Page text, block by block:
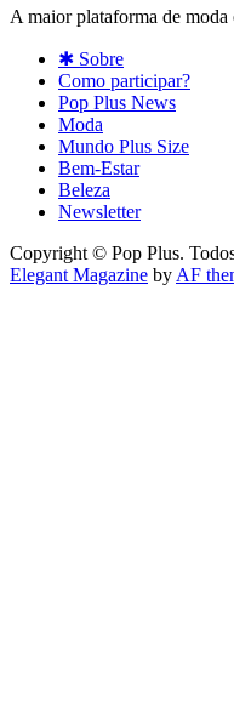
A maior plataforma de
✱ Sobre
Como participar?
Pop Plus News
Moda
Mundo Plus Size
Bem-Estar
Beleza
Newsletter
Copyright © Pop Plus.
Elegant Magazine by AF